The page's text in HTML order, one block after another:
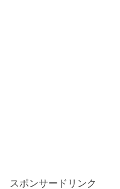
スポンサードリンク